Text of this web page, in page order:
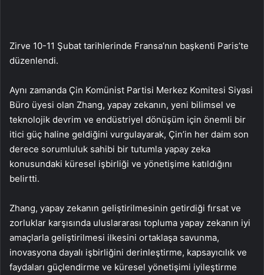
Zirve 10-11 Şubat tarihlerinde Fransa’nın başkenti Paris’te
düzenlendi.
Aynı zamanda Çin Komünist Partisi Merkez Komitesi Siyasi
Büro üyesi olan Zhang, yapay zekanın, yeni bilimsel ve
teknolojik devrim ve endüstriyel dönüşüm için önemli bir
itici güç haline geldiğini vurgulayarak, Çin’in her daim son
derece sorumluluk sahibi bir tutumla yapay zeka
konusundaki küresel işbirliği ve yönetişime katıldığını
belirtti.
Zhang, yapay zekanın geliştirilmesinin getirdiği fırsat ve
zorluklar karşısında uluslararası topluma yapay zekanın iyi
amaçlarla geliştirilmesi ilkesini ortaklaşa savunma,
inovasyona dayalı işbirliğini derinleştirme, kapsayıcılık ve
faydaları güçlendirme ve küresel yönetişimi iyileştirme